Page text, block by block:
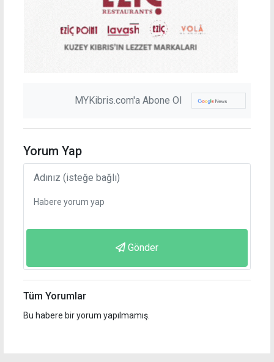
MYKibris.com'a Abone Ol
Yorum Yap
Gönder
Tüm Yorumlar
Bu habere bir yorum yapılmamış.